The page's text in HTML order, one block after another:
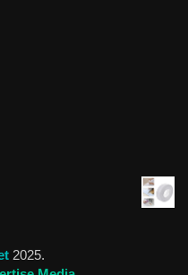
2025.